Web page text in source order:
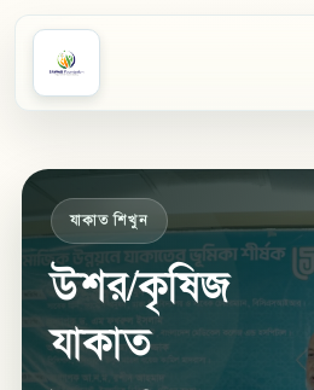
যাকাত শিখুন
উশর/কৃষিজ
যাকাত